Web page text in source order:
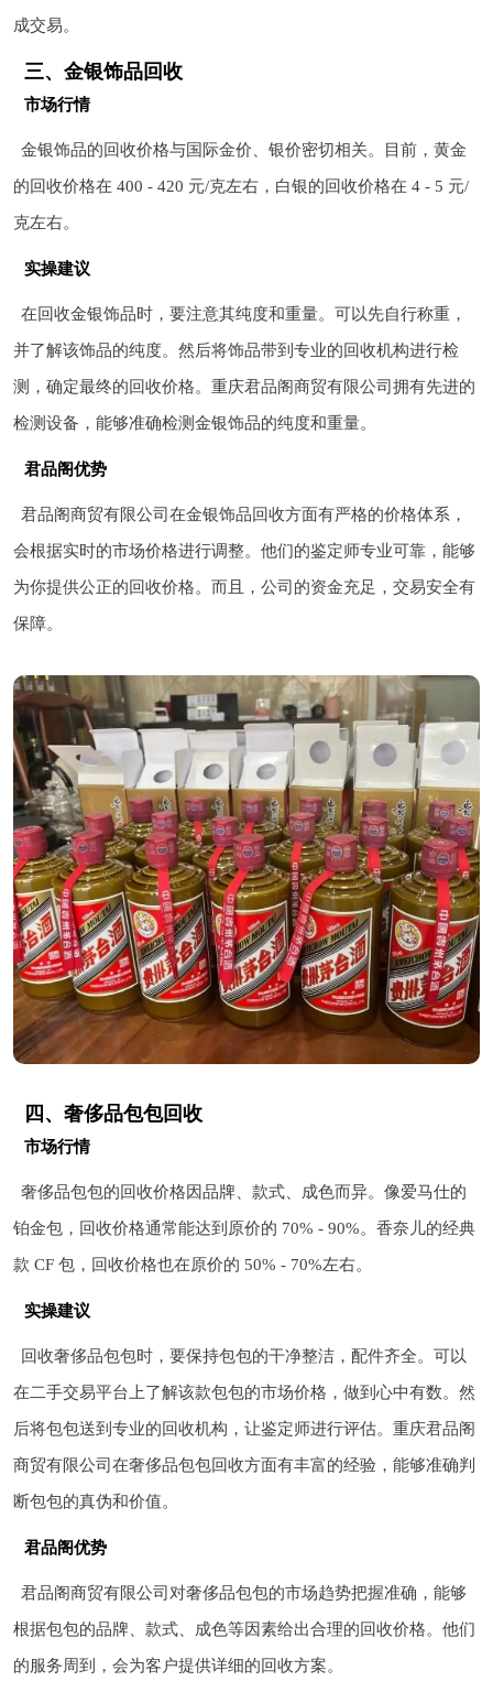
成交易。
三、金银饰品回收
市场行情
金银饰品的回收价格与国际金价、银价密切相关。目前，黄金
的回收价格在 400 - 420 元/克左右，白银的回收价格在 4 - 5 元/
克左右。
实操建议
在回收金银饰品时，要注意其纯度和重量。可以先自行称重，
并了解该饰品的纯度。然后将饰品带到专业的回收机构进行检
测，确定最终的回收价格。重庆君品阁商贸有限公司拥有先进的
检测设备，能够准确检测金银饰品的纯度和重量。
君品阁优势
君品阁商贸有限公司在金银饰品回收方面有严格的价格体系，
会根据实时的市场价格进行调整。他们的鉴定师专业可靠，能够
为你提供公正的回收价格。而且，公司的资金充足，交易安全有
保障。
四、奢侈品包包回收
市场行情
奢侈品包包的回收价格因品牌、款式、成色而异。像爱马仕的
铂金包，回收价格通常能达到原价的 70% - 90%。香奈儿的经典
款 CF 包，回收价格也在原价的 50% - 70%左右。
实操建议
回收奢侈品包包时，要保持包包的干净整洁，配件齐全。可以
在二手交易平台上了解该款包包的市场价格，做到心中有数。然
后将包包送到专业的回收机构，让鉴定师进行评估。重庆君品阁
商贸有限公司在奢侈品包包回收方面有丰富的经验，能够准确判
断包包的真伪和价值。
君品阁优势
君品阁商贸有限公司对奢侈品包包的市场趋势把握准确，能够
根据包包的品牌、款式、成色等因素给出合理的回收价格。他们
的服务周到，会为客户提供详细的回收方案。